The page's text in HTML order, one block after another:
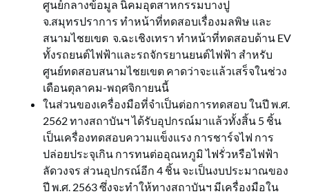
ศูนย์กลางข้อมูล นิคมอุตสาหกรรมบางปู
จ.สมุทรปราการ ทำหน้าที่ทดสอบเรื่องมลพิษ และ
สนามไชยเขต จ.ฉะเชิงเทรา ทำหน้าที่ทดสอบด้าน EV
ทั้งรถยนต์ไฟฟ้าและรถจักรยานยนต์ไฟฟ้า สำหรับ
ศูนย์ทดสอบสนามไชยเขต คาดว่าจะแล้วเสร็จในช่วง
เดือนตุลาคม-พฤศจิกายนนี้
ในส่วนของเครื่องมือที่จำเป็นต่อการทดสอบ ในปี พ.ศ.
2562 ทางสถาบันฯ ได้รับอุปกรณ์มาแล้วทั้งสิ้น 5 ชิ้น
เป็นเครื่องทดสอบความแข็งแรง การชาร์จไฟ การ
ปล่อยประจุเกิน การทนต่ออุณหภูมิ ไฟรั่วหรือไฟฟ้า
ลัดวงจร ส่วนอุปกรณ์อีก 4 ชิ้น จะเป็นงบประมาณของ
ปี พ.ศ. 2563 ซึ่งจะทำให้ทางสถาบันฯ มีเครื่องมือใน